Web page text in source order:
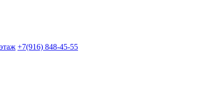
+7(916) 848-45-55